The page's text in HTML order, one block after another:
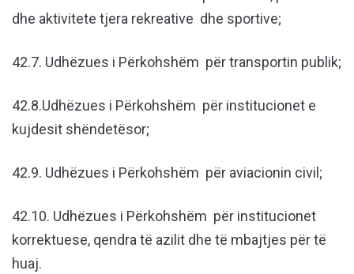
dhe aktivitete tjera rekreative dhe sportive;
42.7. Udhëzues i Përkohshëm për transportin publik;
42.8.Udhëzues i Përkohshëm për institucionet e
kujdesit shëndetësor;
42.9. Udhëzues i Përkohshëm për aviacionin civil;
42.10. Udhëzues i Përkohshëm për institucionet
korrektuese, qendra të azilit dhe të mbajtjes për të
huaj.